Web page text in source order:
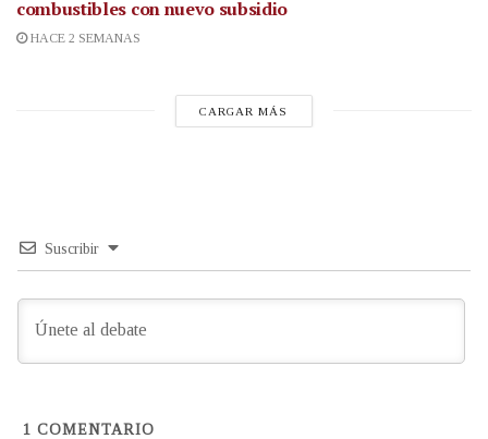
combustibles con nuevo subsidio
HACE 2 SEMANAS
CARGAR MÁS
Suscribir
1 COMENTARIO